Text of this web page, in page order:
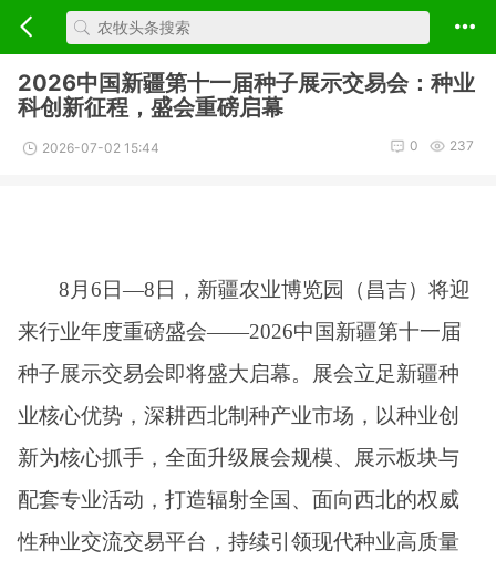
2026中国新疆第十一届种子展示交易会：种业
科创新征程，盛会重磅启幕
2026-07-02 15:44 237
0
8月6日—8日，新疆农业博览园（昌吉）将迎
来行业年度重磅盛会——2026中国新疆第十一届
种子展示交易会即将盛大启幕。展会立足新疆种
业核心优势，深耕西北制种产业市场，以种业创
新为核心抓手，全面升级展会规模、展示板块与
配套专业活动，打造辐射全国、面向西北的权威
性种业交流交易平台，持续引领现代种业高质量